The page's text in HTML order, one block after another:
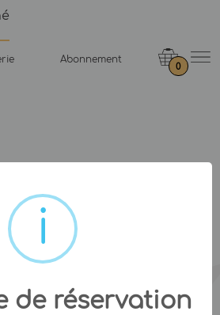
Abonnement
0
de réservation